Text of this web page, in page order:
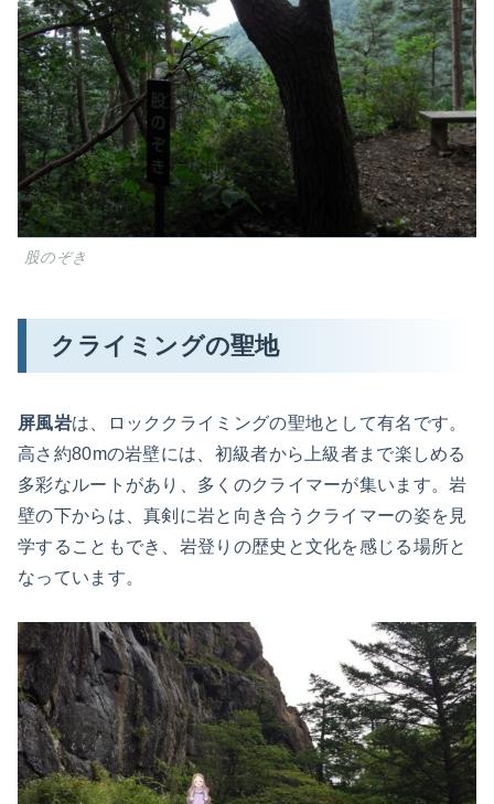
股のぞき
クライミングの聖地
屏風岩は、ロッククライミングの聖地として有名です。
高さ約80mの岩壁には、初級者から上級者まで楽しめる
多彩なルートがあり、多くのクライマーが集います。岩
壁の下からは、真剣に岩と向き合うクライマーの姿を見
学することもでき、岩登りの歴史と文化を感じる場所と
なっています。